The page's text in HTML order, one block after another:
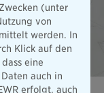
(unter
von
werden. In
Klick auf den
eine
auch in
erfolgt, auch